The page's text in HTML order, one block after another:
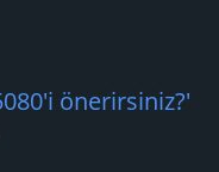
önerirsiniz?'